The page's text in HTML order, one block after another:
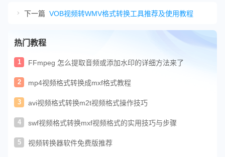
下一篇 VOB视频转WMV格式转换工具推荐及使用教程
热门教程
1 FFmpeg 怎么提取音频或添加水印的详细方法来了
2 mp4视频格式转换成mxf格式教程
3 avi视频格式转换m2t视频格式操作技巧
4 swf视频格式转换mxf视频格式的实用技巧与步骤
5 视频转换器软件免费版推荐